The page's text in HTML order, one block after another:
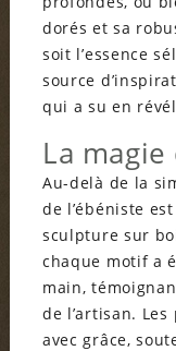
dorés et sa
soit l’essence
source
qui a su en
La
Au-delà de la
de l’ébéniste
sculpture sur
chaque motif a
main,
de l’artisan.
avec grâce,